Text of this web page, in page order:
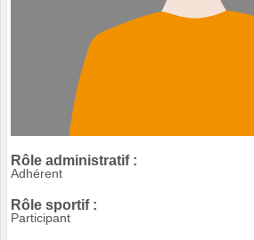
Rôle administratif :
Adhérent
Rôle sportif :
Participant